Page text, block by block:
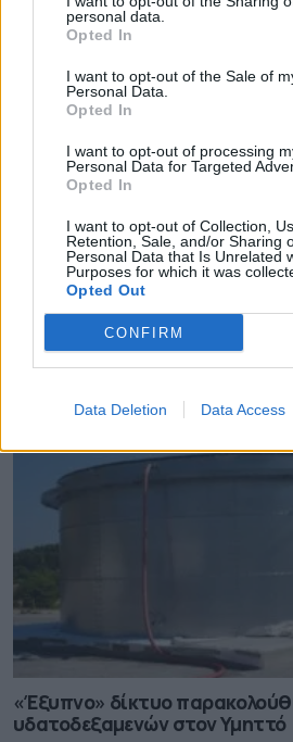
personal data.
Opted In
I want to opt-out of the Sale of
Personal Data.
Opted In
I want to opt-out of processing
Personal Data for Targeted
Opted In
I want to opt-out of Collection,
Retention, Sale, and/or Sharing
Personal Data that Is Unrelated
Purposes for which it was
Opted Out
CONFIRM
Data Deletion Data Access
Συνάντηση Μητσοτάκη με
έχουμε μία καινούργια ΔΕΘ”
05.08.2026 - 14.26
«Έξυπνο» δίκτυο
υδατοδεξαμενών στον Υμηττό